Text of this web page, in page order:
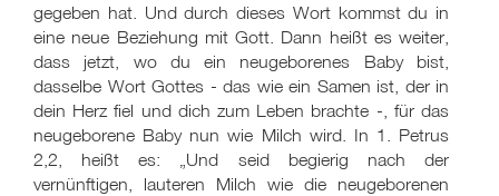
gegeben hat. Und durch dieses Wort kommst du in
eine neue Beziehung mit Gott. Dann heißt es weiter,
dass jetzt, wo du ein neugeborenes Baby bist,
dasselbe Wort Gottes - das wie ein Samen ist, der in
dein Herz fiel und dich zum Leben brachte -, für das
neugeborene Baby nun wie Milch wird. In 1. Petrus
2,2, heißt es: „Und seid begierig nach der
vernünftigen, lauteren Milch wie die neugeborenen